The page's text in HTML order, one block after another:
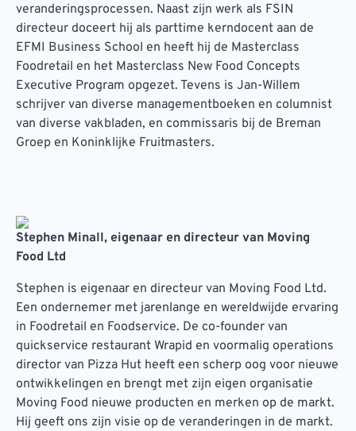
veranderingsprocessen. Naast zijn werk als FSIN
directeur doceert hij als parttime kerndocent aan de
EFMI Business School en heeft hij de Masterclass
Foodretail en het Masterclass New Food Concepts
Executive Program opgezet. Tevens is Jan-Willem
schrijver van diverse managementboeken en columnist
van diverse vakbladen, en commissaris bij de Breman
Groep en Koninklijke Fruitmasters.
Stephen Minall, eigenaar en directeur van Moving
Food Ltd
Stephen is eigenaar en directeur van Moving Food Ltd.
Een ondernemer met jarenlange en wereldwijde ervaring
in Foodretail en Foodservice. De co-founder van
quickservice restaurant Wrapid en voormalig operations
director van Pizza Hut heeft een scherp oog voor nieuwe
ontwikkelingen en brengt met zijn eigen organisatie
Moving Food nieuwe producten en merken op de markt.
Hij geeft ons zijn visie op de veranderingen in de markt.